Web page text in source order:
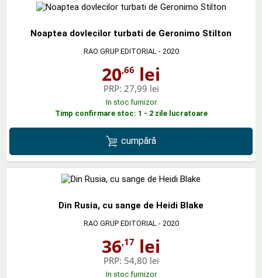
Noaptea dovlecilor turbati de Geronimo Stilton
RAO GRUP EDITORIAL- 2020
20,66 lei
PRP: 27,99 lei
In stoc furnizor
Timp confirmare stoc: 1 - 2 zile lucratoare
cumpără
Din Rusia, cu sange de Heidi Blake
RAO GRUP EDITORIAL - 2020
36,17 lei
PRP: 54,80 lei
In stoc furnizor